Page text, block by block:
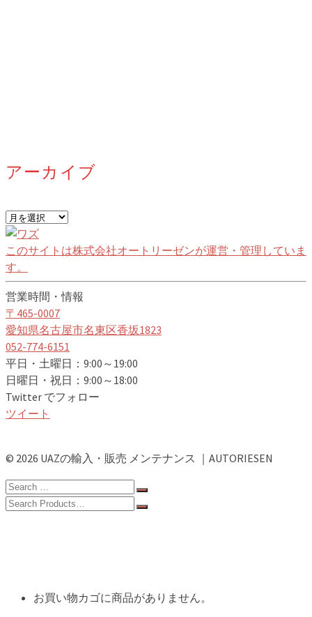
アーカイブ
ア
ー
カ
イ
ブ
このサイトは株式会社オートリーゼンが運営・管理していま
す。
営業時間・情報
〒465-0007
愛知県名古屋市名東区香坂1823
052-774-6151
平日・土曜日：9:00～19:00
日曜日・祝日：9:00～18:00
Twitter でフォロー
ツイート
© 2026 UAZの輸入・販売 メンテナンス ｜AUTORIESEN
Search
for:
Search
お買い物カゴに商品がありません。